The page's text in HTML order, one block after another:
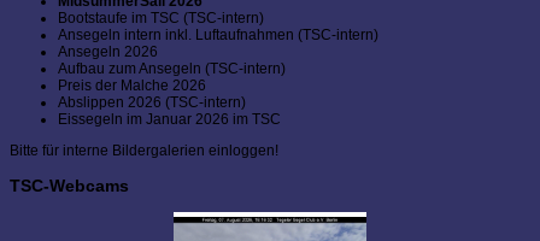
Bootstaufe im TSC (TSC-intern)
Ansegeln intern inkl. Luftaufnahmen (TSC-intern)
Ansegeln 2026
Aufbau zum Ansegeln (TSC-intern)
Preis der Malche 2026
Abslippen 2026 (TSC-intern)
Eissegeln im Januar 2026 im TSC
Bitte für interne Bildergalerien einloggen!
TSC-Webcams